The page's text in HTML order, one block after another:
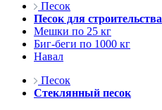
Песок
Песок для строительства
Мешки по 25 кг
Биг-беги по 1000 кг
Навал
Песок
Стеклянный песок